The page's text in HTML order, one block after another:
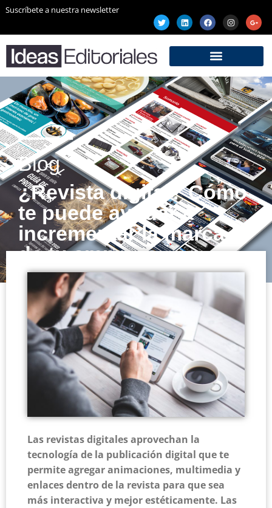
Suscríbete a nuestra newsletter
Blog
¿Revista digital? Cómo
te puede ayudar a
incrementar la marca
de tu empresa
Las revistas digitales aprovechan la
tecnología de la publicación digital que te
permite agregar animaciones, multimedia y
enlaces dentro de la revista para que sea
más interactiva y mejor estéticamente. Las